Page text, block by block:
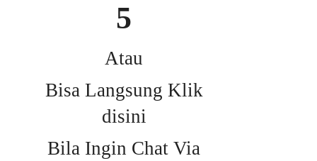
5
Atau
Bisa Langsung Klik
disini
Bila Ingin Chat Via